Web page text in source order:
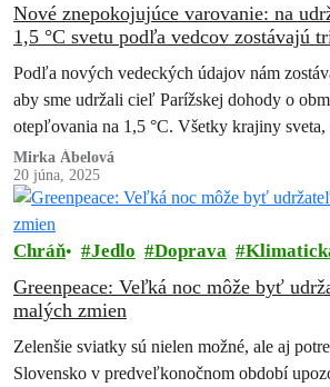
Nové znepokojujúce varovanie: na
1,5 °C svetu podľa vedcov zostávajú
Podľa nových vedeckých údajov nám
aby sme udržali cieľ Parížskej dohody o
otepľovania na 1,5 °C. Všetky krajiny sveta,
musia…
Mirka Ábelová
20 júna, 2025
Chráň Jedlo Doprava
Greenpeace: Veľká noc môže byť
malých zmien
Zelenšie sviatky sú nielen možné, ale aj
Slovensko v predveľkonočnom období